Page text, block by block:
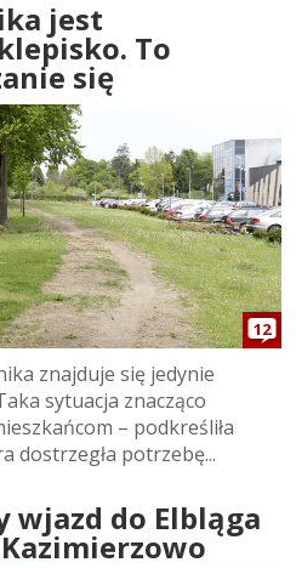
jest
To
się
12
znajduje się jedynie
sytuacja znacząco
– podkreśliła
dostrzegła potrzebę...
wjazd do Elbląga